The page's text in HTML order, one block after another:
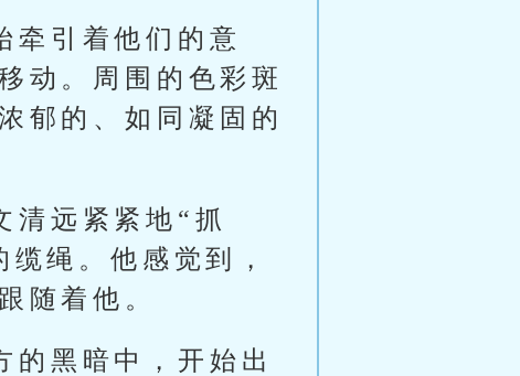
牵引着他们的意
动。周围的色彩斑
郁的、如同凝固的
清远紧紧地“抓
绳。他感觉到，
随着他。
的黑暗中，开始出